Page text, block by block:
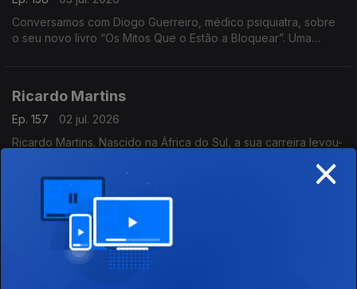
Conversamos com Diogo Guerreiro, médico psiquiatra, sobre
o seu novo livro “Os Mitos Que o Estão a Bloquear”. Uma
Ricardo Martins
Ep. 157
02 jul. 2026
Ricardo Martins. Nascido na África do Sul, a sua carreira levou-
Geral da Cegoc
A Todas As Mulheres
01 jul. 2026
Recebemos a fadista Silvana Peres, que vem apresentar o seu
×